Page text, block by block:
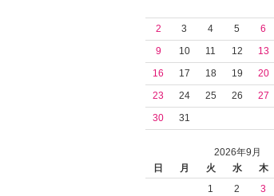
2
3 4 5 6
9
10 11 12 13
16
17 18 19 20
23
24 25 26 27
30
31
2026年9月
日
月 火 水 木
1
2 3